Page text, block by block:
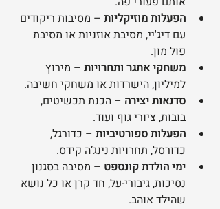
הפעלות מוזיקליות – מסיבות ריקודים
עם דיג'יי, מסיבת אוזניות או מסיבת
פול מון.
משחקי אתגר ותחרויות – מירוץ
למיליון, הישרדות או משחקי חשיבה.
סדנאות יצירה – הכנת תכשיטים,
בובות, ציורי גוף ועוד.
הפעלות ספורטיביות – כדורגל,
כדורסל, תחרויות נינג’ה קידס.
ימי הולדת קונספט – מסיבה בסגנון
נסיכות, גיבורי-על, חד קרן או כל נושא
שהילד אוהב.